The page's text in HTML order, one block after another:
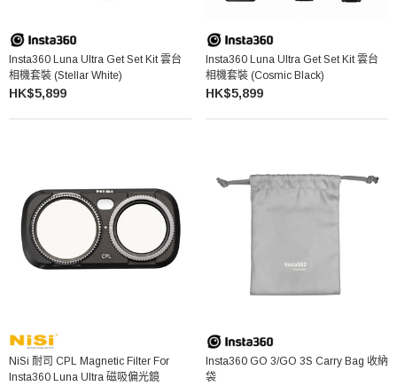
Insta360 Luna Ultra Get Set Kit 雲台
相機套裝 (Stellar White)
HK$5,899
Insta360 Luna Ultra Get Set Kit 雲台
相機套裝 (Cosmic Black)
HK$5,899
NiSi 耐司 CPL Magnetic Filter For
Insta360 Luna Ultra 磁吸偏光鏡
Insta360 GO 3/GO 3S Carry Bag 收納
袋